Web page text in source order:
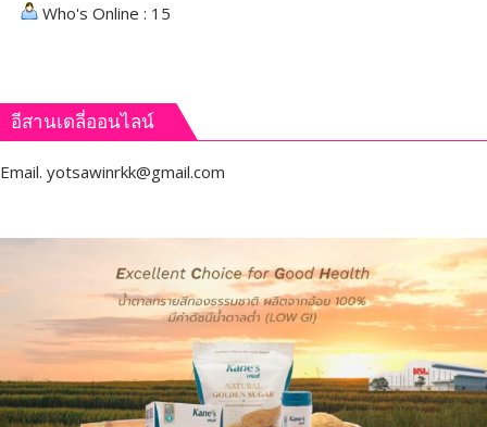
Who's Online : 15
อีสานเดลี่ออนไลน์
Email. yotsawinrkk@gmail.com